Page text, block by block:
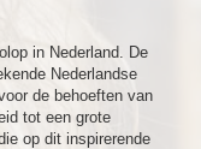
in Nederland. De
Nederlandse
de behoeften van
tot een grote
op dit inspirerende